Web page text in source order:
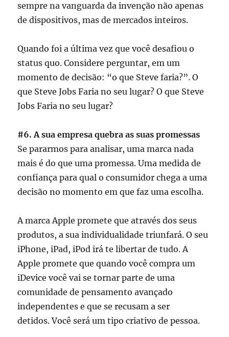
sempre na vanguarda da invenção não apenas
de dispositivos, mas de mercados inteiros.
Quando foi a última vez que você desafiou o
status quo. Considere perguntar, em um
momento de decisão: “o que Steve faria?”. O
que Steve Jobs Faria no seu lugar? O que Steve
Jobs Faria no seu lugar?
#6. A sua empresa quebra as suas promessas
Se pararmos para analisar, uma marca nada
mais é do que uma promessa. Uma medida de
confiança para qual o consumidor chega a uma
decisão no momento em que faz uma escolha.
A marca Apple promete que através dos seus
produtos, a sua individualidade triunfará. O seu
iPhone, iPad, iPod irá te libertar de tudo. A
Apple promete que quando você compra um
iDevice você vai se tornar parte de uma
comunidade de pensamento avançado
independentes e que se recusam a ser
detidos. Você será um tipo criativo de pessoa.